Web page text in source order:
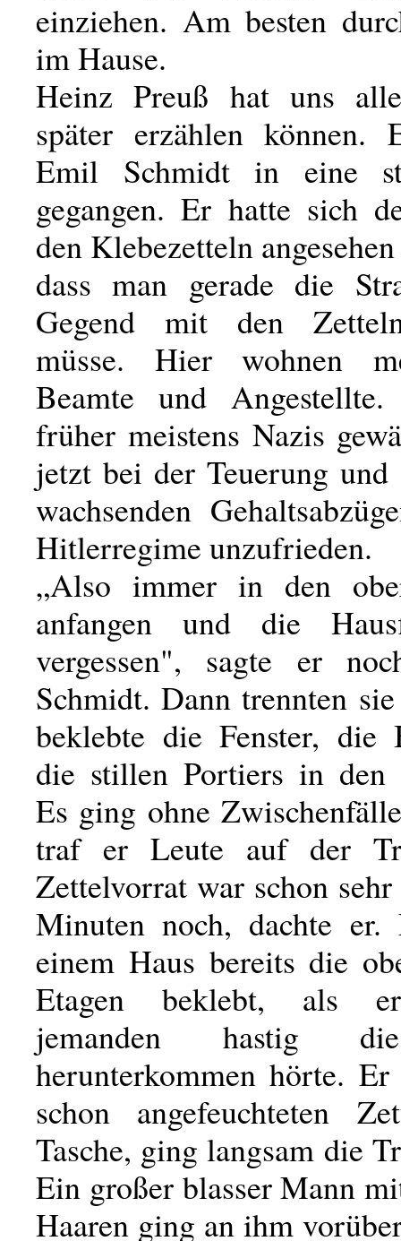
einziehen. Am besten
im Hause.
Heinz Preuß hat uns
später erzählen
Emil Schmidt in eine
gegangen. Er hatte sich
den Klebezetteln
dass man gerade die
Gegend mit den
müsse. Hier wohnen
Beamte und
früher meistens Nazis
jetzt bei der Teuerung und
wachsenden
Hitlerregime unzufrieden.
„Also immer in den
anfangen und die
vergessen", sagte er
Schmidt. Dann trennten
beklebte die Fenster, die
die stillen Portiers in den
Es ging ohne
traf er Leute auf der
Zettelvorrat war schon
Minuten noch, dachte
einem Haus bereits die
Etagen beklebt, als
jemanden hastig
herunterkommen hörte. Er
schon angefeuchteten
Tasche, ging langsam die
Ein großer blasser Mann
Haaren ging an ihm